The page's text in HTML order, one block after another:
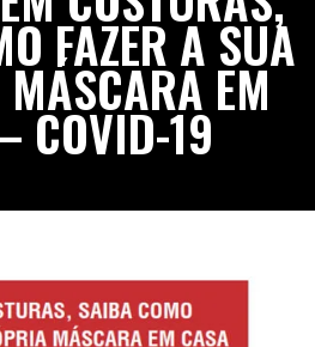
FAZER A SUA
EM
COVID-19